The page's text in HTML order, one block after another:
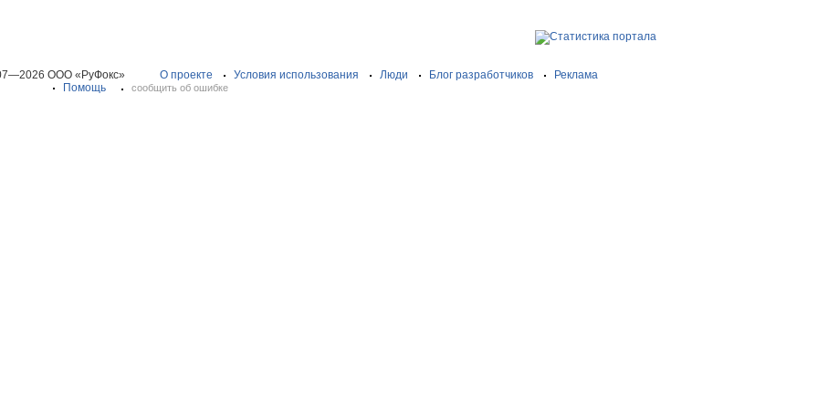
ООО «РуФокс» О проекте Условия использования Люди Блог разработчиков
Реклама
Помощь
сообщить об ошибке